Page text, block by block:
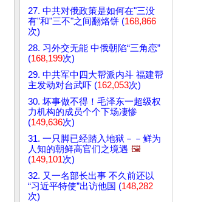
27. 中共对俄政策是如何在"三没
有"和"三不"之间翻烙饼 (168,866
次)
28. 习外交无能 中俄朝陷“三角恋”
(168,199次)
29. 中共军中四大帮派内斗 福建帮
主发动对台武吓 (162,053次)
30. 坏事做不得！毛泽东一超级权
力机构的成员个个下场凄惨
(149,636次)
31. 一只脚已经踏入地狱－－鲜为
人知的朝鲜高官们之境遇 🖼️
(149,101次)
32. 又一名部长出事 不久前还以
“习近平特使”出访他国 (148,282
次)